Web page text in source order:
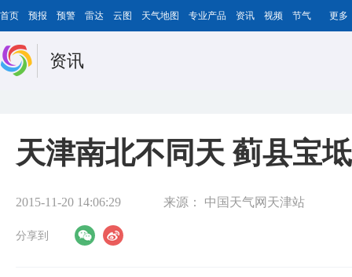
首页 预报 预警 雷达 云图 天气地图 专业产品 资讯 视频 节气 更多
资讯
天津南北不同天 蓟县宝
2015-11-20 14:06:29 来源： 中国天气网天津站
分享到